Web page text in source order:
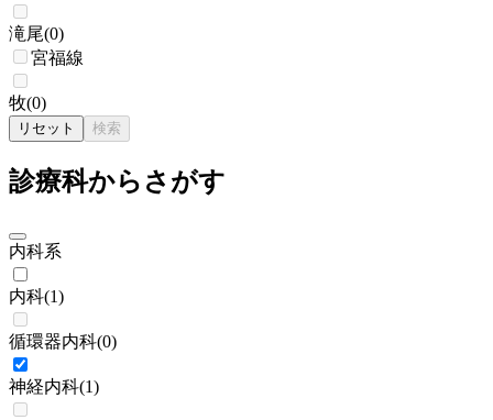
滝尾(0)
宮福線
牧(0)
リセット 検索
診療科からさがす
内科系
内科(1)
循環器内科(0)
神経内科(1)